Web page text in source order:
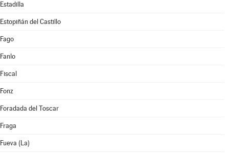
Estadilla
Estopiñán del Castillo
Fago
Fanlo
Fiscal
Fonz
Foradada del Toscar
Fraga
Fueva (La)